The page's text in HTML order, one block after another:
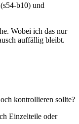
b10) und
Wobei ich das nur
auffällig bleibt.
kontrollieren sollte?
Einzelteile oder